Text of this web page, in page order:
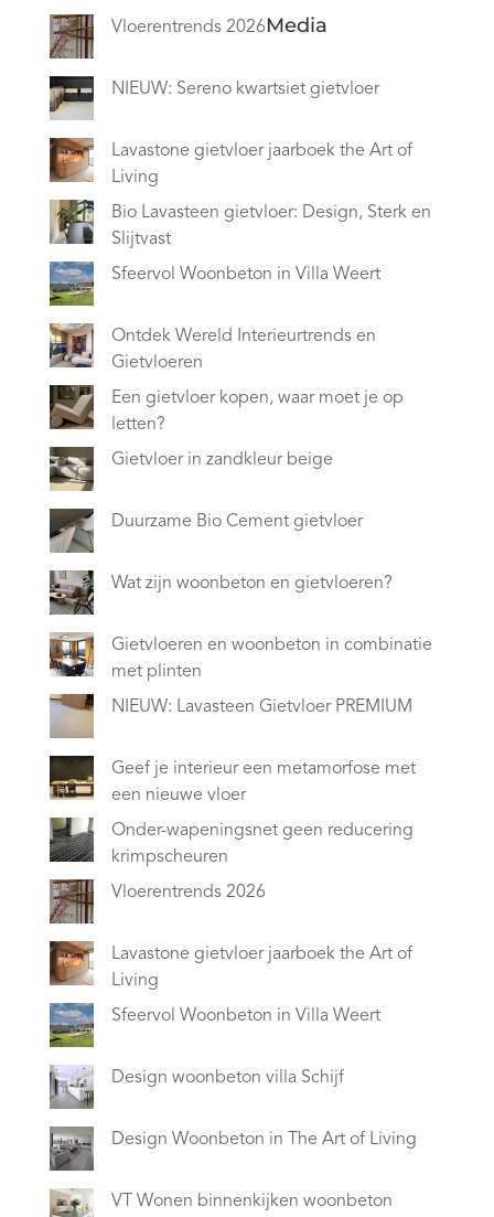
Vloerentrends 2026
NIEUW: Sereno kwartsiet gietvloer
Lavastone gietvloer jaarboek the Art of
Living
Bio Lavasteen gietvloer: Design, Sterk en
Slijtvast
Sfeervol Woonbeton in Villa Weert
Ontdek Wereld Interieurtrends en
Gietvloeren
Een gietvloer kopen, waar moet je op
letten?
Gietvloer in zandkleur beige
Duurzame Bio Cement gietvloer
Wat zijn woonbeton en gietvloeren?
Gietvloeren en woonbeton in combinatie
met plinten
NIEUW: Lavasteen Gietvloer PREMIUM
Geef je interieur een metamorfose met
een nieuwe vloer
Onder-wapeningsnet geen reducering
krimpscheuren
Media
Vloerentrends 2026
Lavastone gietvloer jaarboek the Art of
Living
Sfeervol Woonbeton in Villa Weert
Design woonbeton villa Schijf
Design Woonbeton in The Art of Living
VT Wonen binnenkijken woonbeton